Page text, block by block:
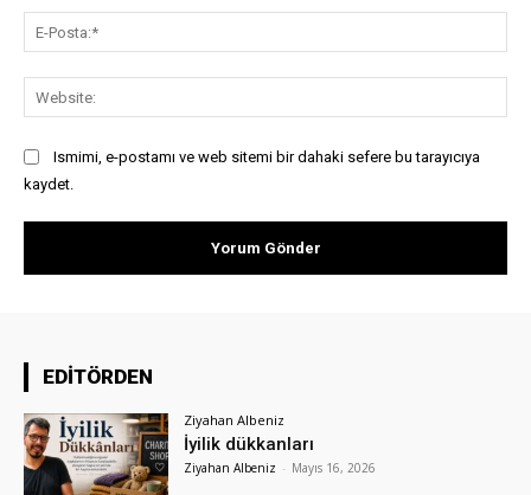
Ismimi, e-postamı ve web sitemi bir dahaki sefere bu tarayıcıya
kaydet.
EDİTÖRDEN
Ziyahan Albeniz
İyilik dükkanları
Ziyahan Albeniz - Mayıs 16, 2026